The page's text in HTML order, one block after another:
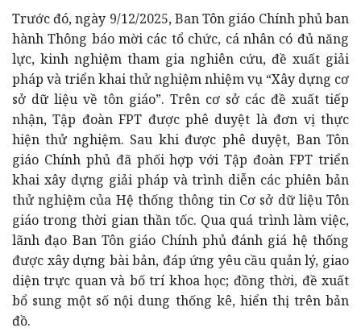
Trước đó, ngày 9/12/2025, Ban Tôn giáo Chính phủ ban
hành Thông báo mời các tổ chức, cá nhân có đủ năng
lực, kinh nghiệm tham gia nghiên cứu, đề xuất giải
pháp và triển khai thử nghiệm nhiệm vụ “Xây dựng cơ
sở dữ liệu về tôn giáo”. Trên cơ sở các đề xuất tiếp
nhận, Tập đoàn FPT được phê duyệt là đơn vị thực
hiện thử nghiệm. Sau khi được phê duyệt, Ban Tôn
giáo Chính phủ đã phối hợp với Tập đoàn FPT triển
khai xây dựng giải pháp và trình diễn các phiên bản
thử nghiệm của Hệ thống thông tin Cơ sở dữ liệu Tôn
giáo trong thời gian thần tốc. Qua quá trình làm việc,
lãnh đạo Ban Tôn giáo Chính phủ đánh giá hệ thống
được xây dựng bài bản, đáp ứng yêu cầu quản lý, giao
diện trực quan và bố trí khoa học; đồng thời, đề xuất
bổ sung một số nội dung thống kê, hiển thị trên bản
đồ.